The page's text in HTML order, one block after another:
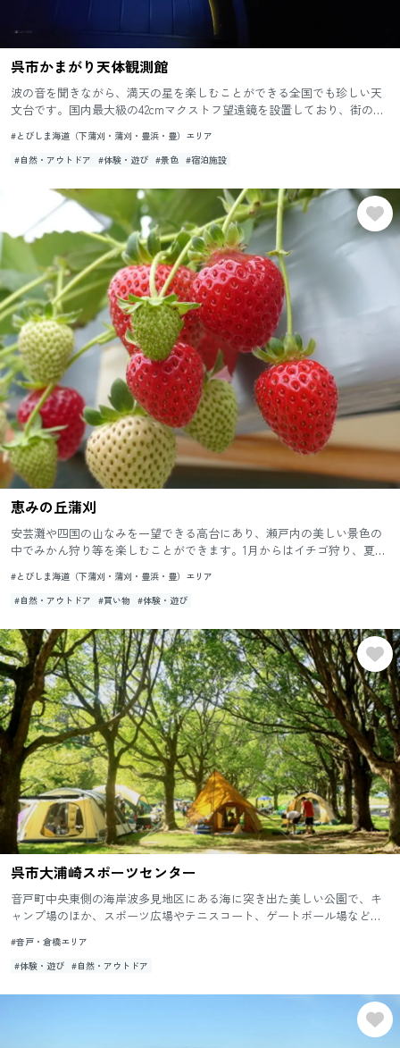
呉市かまがり天体観測館
波の音を聞きながら、満天の星を楽しむことができる全国でも珍しい天
文台です。国内最大級の42cmマクストフ望遠鏡を設置しており、街の灯
#とびしま海道（下蒲刈・蒲刈・豊浜・豊）エリア
#自然・アウトドア #体験・遊び #景色 #宿泊施設
恵みの丘蒲刈
安芸灘や四国の山なみを一望できる高台にあり、瀬戸内の美しい景色の
中でみかん狩り等を楽しむことができます。1月からはイチゴ狩り、夏に
体...
#とびしま海道（下蒲刈・蒲刈・豊浜・豊）エリア
#自然・アウトドア #買い物 #体験・遊び
呉市大浦崎スポーツセンター
音戸町中央東側の海岸波多見地区にある海に突き出た美しい公園で、キ
ャンプ場のほか、スポーツ広場やテニスコート、ゲートボール場などの
#音戸・倉橋エリア
#体験・遊び #自然・アウトドア